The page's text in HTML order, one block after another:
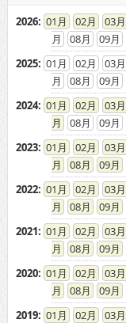
2026: 01 02 03
08
09
2025: 01 02 03
08
09
2024: 01 02 03
08
09
2023: 01 02 03
08
09
2022: 01 02 03
08
09
2021: 01 02 03
08
09
2020: 01 02 03
08
09
2019: 01 02 03